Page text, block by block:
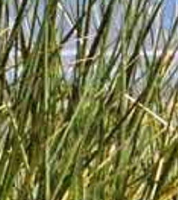
zo
1
8
december 2026
W ma di wo do vr
49 1 2 3 4 5
50 7 8 9 10 11